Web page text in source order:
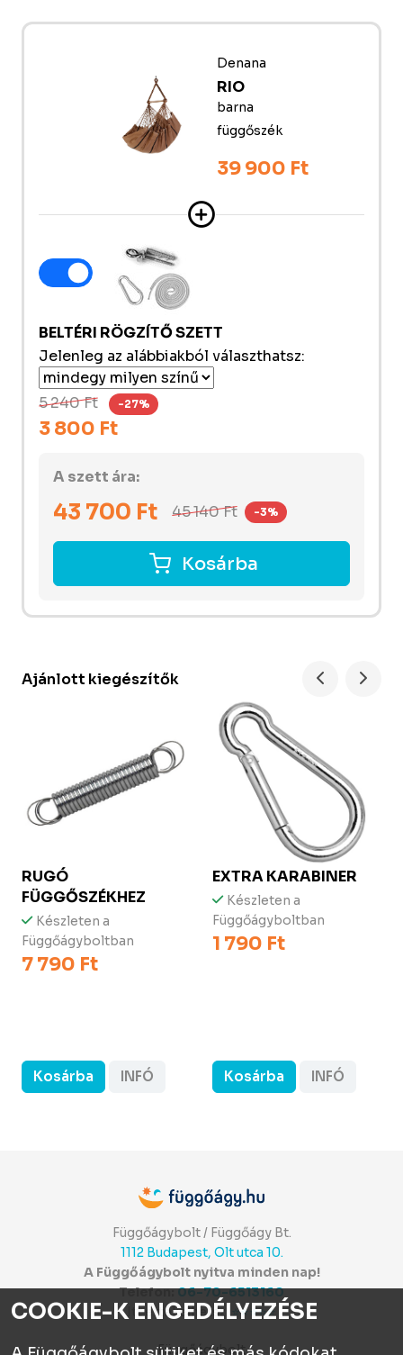
Denana
RIO
barna
függőszék
39 900 Ft
BELTÉRI RÖGZÍTŐ SZETT
Jelenleg az alábbiakból választhatsz:
5 240 Ft -27%
3 800 Ft
A szett ára:
43 700 Ft 45 140Ft -3%
Kosárba
Ajánlott kiegészítők
RUGÓ
FÜGGŐSZÉKHEZ
Készleten a
Függőágyboltban
7 790 Ft
Kosárba INFÓ
EXTRA KARABINER
Készleten a
Függőágyboltban
1 790 Ft
Kosárba INFÓ
Függőágybolt / Függőágy Bt.
1112 Budapest, Olt utca 10.
A Függőágybolt nyitva minden nap!
Telefon:06-70-6513160
Itt értékelhetsz:⭐⭐⭐⭐⭐
Függőágybolt
COOKIE-K ENGEDÉLYEZÉSE